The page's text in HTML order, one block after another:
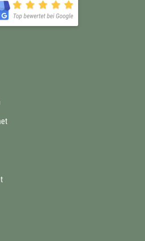
öffnet in neuem Fenster
neuem Fenster